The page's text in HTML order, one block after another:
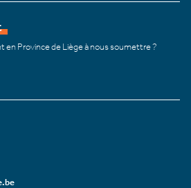
en Province de Liège à nous soumettre ?